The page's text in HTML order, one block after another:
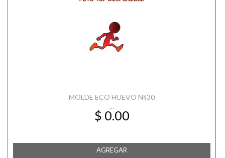
MOLDE ECO HUEVO N§30
...
$ 0.00
AGREGAR